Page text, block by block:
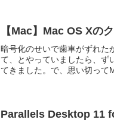
【Mac】Mac OS Xの
暗号化のせいで歯車がずれ
て、とやっていましたら、ず
てきました。で、思い切って
Parallels Desktop 11